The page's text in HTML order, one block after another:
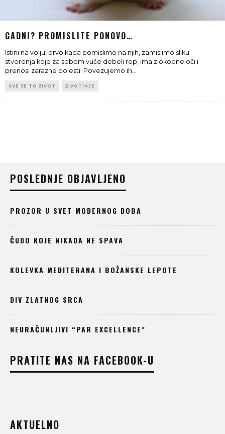
GADNI? PROMISLITE PONOVO…
Istini na volju, prvo kada pomislimo na njih, zamislimo sliku
stvorenja koje za sobom vuče debeli rep, ima zlokobne oči i
prenosi zarazne bolesti. Povezujemo ih
SVE JE TO ŽIVOT ŽIVOTINJE
POSLEDNJE OBJAVLJENO
PROZOR U SVET MODERNOG DOBA
ČUDO KOJE NIKADA NE SPAVA
KOLEVKA MEDITERANA I BOŽANSKE LEPOTE
DIV ZLATNOG SRCA
NEURAČUNLJIVI “PAR EXCELLENCE”
PRATITE NAS NA FACEBOOK-U
AKTUELNO